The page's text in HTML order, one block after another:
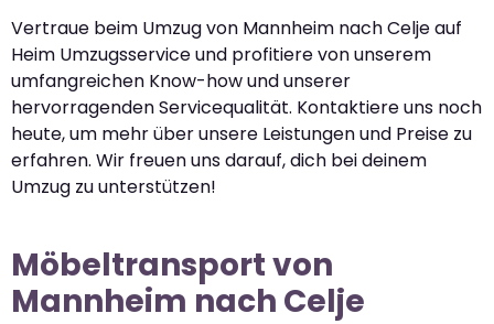
Vertraue beim Umzug von Mannheim nach Celje auf
Heim Umzugsservice und profitiere von unserem
umfangreichen Know-how und unserer
hervorragenden Servicequalität. Kontaktiere uns noch
heute, um mehr über unsere Leistungen und Preise zu
erfahren. Wir freuen uns darauf, dich bei deinem
Umzug zu unterstützen!
Möbeltransport von
Mannheim nach Celje